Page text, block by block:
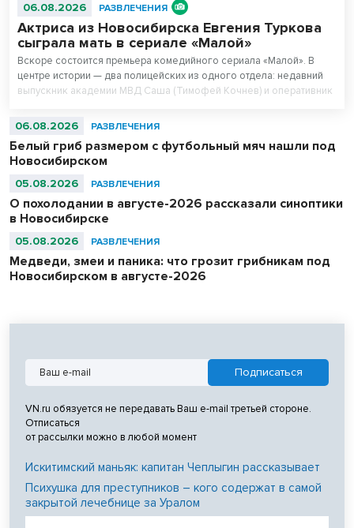
06.08.2026 РАЗВЛЕЧЕНИЯ
Актриса из Новосибирска Евгения Туркова
сыграла мать в сериале «Малой»
Вскоре состоится премьера комедийного сериала «Малой». В
центре истории — два полицейских из одного отдела: недавний
выпускник академии МВД Саша (Тимофей Кочнев) и оперативник
06.08.2026 РАЗВЛЕЧЕНИЯ
Белый гриб размером с футбольный мяч нашли под
Новосибирском
05.08.2026 РАЗВЛЕЧЕНИЯ
О похолодании в августе-2026 рассказали синоптики
в Новосибирске
05.08.2026 РАЗВЛЕЧЕНИЯ
Медведи, змеи и паника: что грозит грибникам под
Новосибирском в августе-2026
VN.ru обязуется не передавать Ваш e-mail третьей стороне.
Отписаться
от рассылки можно в любой момент
Искитимский маньяк: капитан Чеплыгин рассказывает
Психушка для преступников – кого содержат в самой
закрытой лечебнице за Уралом